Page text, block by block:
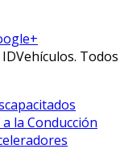
la Conducción